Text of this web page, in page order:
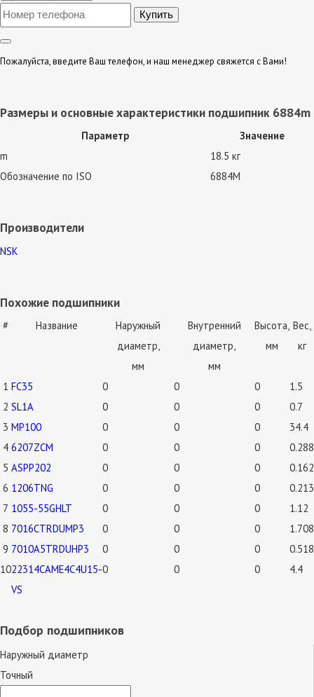
Пожалуйста, введите Ваш телефон, и наш менеджер свяжется с Вами!
Размеры и основные характеристики подшипник 6884m
Параметр
Значение
m
18.5 кг
Обозначение по ISO
6884M
Производители
NSK
Похожие подшипники
# Название
Наружный
диаметр,
мм
Внутренний
диаметр,
мм
Высота,
мм
Вес,
кг
1 FC35 0 0 0
1.5
2 SL1A 0 0 0
0.7
3 MP100 0 0 0
34.4
4 6207ZCM 0 0 0
0.288
5 ASPP202 0 0 0
0.162
6 1206TNG 0 0 0
0.213
7 1055-55GHLT 0 0 0
1.12
8 7016CTRDUMP3 0 0 0
1.708
9 7010A5TRDUHP3 0 0 0
0.518
1022314CAME4C4U15-
VS
0 0 0 4.4
Подбор подшипников
Наружный диаметр
Точный